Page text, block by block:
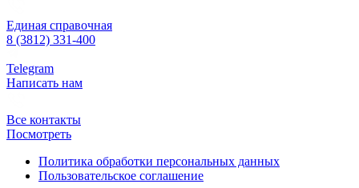
Единая справочная
8 (3812) 331-400
Telegram
Написать нам
Все контакты
Посмотреть
Политика обработки персональных данных
Пользовательское соглашение